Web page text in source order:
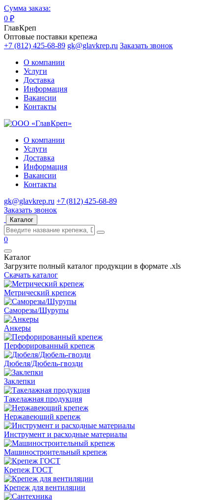
Сумма заказа:
0 ₽
ГлавКреп
Оптовые поставки крепежа
+7 (812) 425-68-89 gk@glavkrep.ru Заказать звонок
О компании
Услуги
Доставка
Информация
Вакансии
Контакты
О компании
Услуги
Доставка
Информация
Вакансии
Контакты
gk@glavkrep.ru +7 (812) 425-68-89
Заказать звонок
Каталог
0
Каталог
Загрузите полный каталог продукции в формате .xls
Скачать каталог
Метрический крепеж
Саморезы/Шурупы
Анкеры
Перфорированный крепеж
Дюбеля/Дюбель-гвозди
Заклепки
Такелажная продукция
Нержавеющий крепеж
Инструмент и расходные материалы
Машиностроительный крепеж
Крепеж ГОСТ
Крепеж для вентиляции